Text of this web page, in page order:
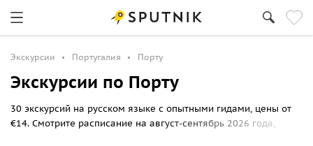
Экскурсии Португалия Порту
Экскурсии по Порту
30 экскурсий на русском языке с опытными гидами, цены от
€14. Смотрите расписание на август-сентябрь 2026 года,